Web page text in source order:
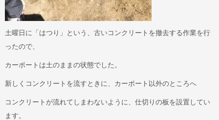
土曜日に「はつり」という、古いコンクリートを撤去する作業を行
ったので、
カーポートは土のままの状態でした。
新しくコンクリートを流すときに、カーポート以外のところへ
コンクリートが流れてしまわないように、仕切りの板を設置してい
ます。